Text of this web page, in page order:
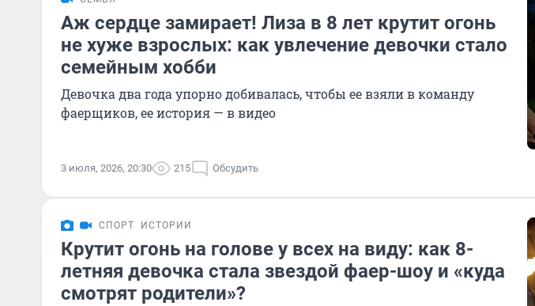
Аж сердце замирает! Лиза в 8 лет крутит огонь
не хуже взрослых: как увлечение девочки стало
семейным хобби
Девочка два года упорно добивалась, чтобы ее взяли в команду
фаерщиков, ее история — в видео
3 июля, 2026, 20:30 215 Обсудить
СПОРТ ИСТОРИИ
Крутит огонь на голове у всех на виду: как 8-
летняя девочка стала звездой фаер-шоу и «куда
смотрят родители»?